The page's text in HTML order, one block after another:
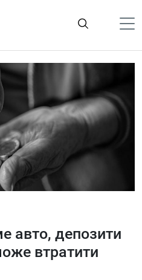
авто, депозити
втратити